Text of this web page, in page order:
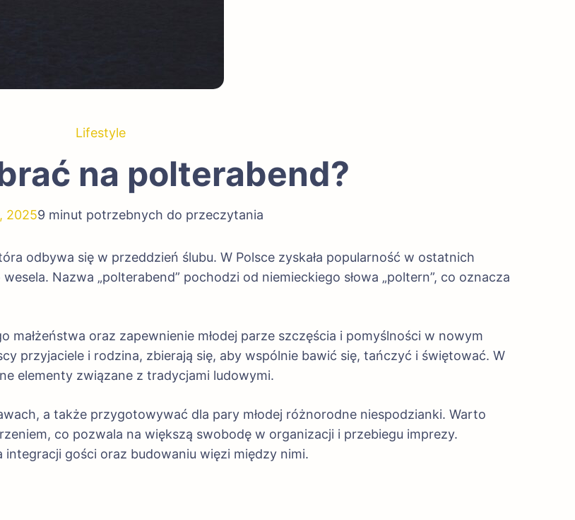
Lifestyle
na polterabend?
20259 minut potrzebnych do przeczytania
odbywa się w przeddzień ślubu. W Polsce zyskała popularność w ostatnich
Nazwa „polterabend” pochodzi od niemieckiego słowa „poltern”, co oznacza
oraz zapewnienie młodej parze szczęścia i pomyślności w nowym
przyjaciele i rodzina, zbierają się, aby wspólnie bawić się, tańczyć i świętować. W
elementy związane z tradycjami ludowymi.
a także przygotowywać dla pary młodej różnorodne niespodzianki. Warto
co pozwala na większą swobodę w organizacji i przebiegu imprezy.
gości oraz budowaniu więzi między nimi.